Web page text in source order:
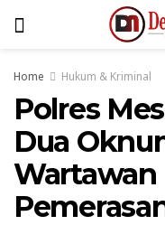
Home Hukum & Kriminal
Polres
Dua